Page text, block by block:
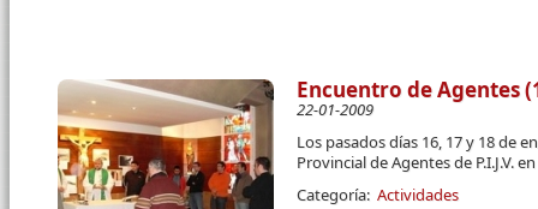
Encuentro de Agentes
22-01-2009
Los pasados días 16, 17 y 18 de
Provincial de Agentes de P.I.J.V.
Categoría: Actividades